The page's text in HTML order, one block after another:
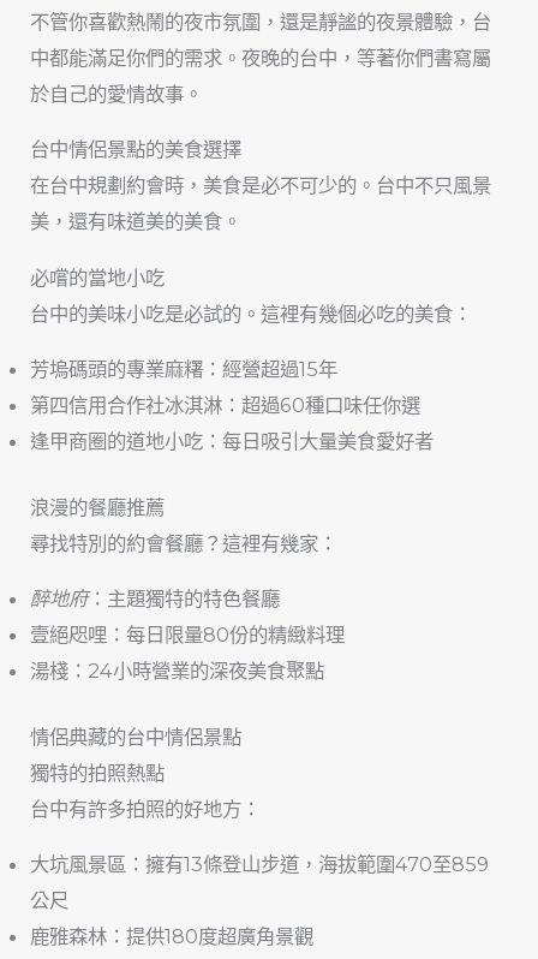
不管你喜歡熱鬧的夜市氛圍，還是靜謐的夜景體驗，台
中都能滿足你們的需求。夜晚的台中，等著你們書寫屬
於自己的愛情故事。
台中情侶景點的美食選擇
在台中規劃約會時，美食是必不可少的。台中不只風景
美，還有味道美的美食。
必嚐的當地小吃
台中的美味小吃是必試的。這裡有幾個必吃的美食：
芳塢碼頭的專業麻糬：經營超過15年
第四信用合作社冰淇淋：超過60種口味任你選
逢甲商圈的道地小吃：每日吸引大量美食愛好者
浪漫的餐廳推薦
尋找特別的約會餐廳？這裡有幾家：
醉地府：主題獨特的特色餐廳
壹絕咫哩：每日限量80份的精緻料理
湯棧：24小時營業的深夜美食聚點
情侶典藏的台中情侶景點
獨特的拍照熱點
台中有許多拍照的好地方：
大坑風景區：擁有13條登山步道，海拔範圍470至859
公尺
鹿雅森林：提供180度超廣角景觀